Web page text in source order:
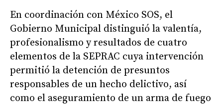
En coordinación con México SOS, el
Gobierno Municipal distinguió la valentía,
profesionalismo y resultados de cuatro
elementos de la SEPRAC cuya intervención
permitió la detención de presuntos
responsables de un hecho delictivo, así
como el aseguramiento de un arma de fuego